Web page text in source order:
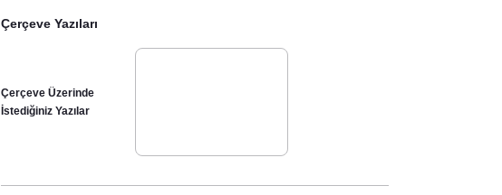
Çerçeve Yazıları
Çerçeve Üzerinde
İstediğiniz Yazılar